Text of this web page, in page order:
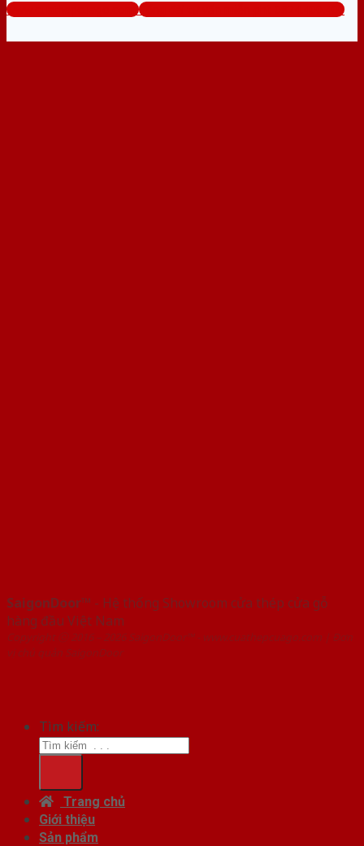
www.cuathepcuago.com Tổng đài tư vấn miễn phí: 0824.400.400
SaigonDoor™ - Hệ thống Showroom cửa thép cửa gỗ
hàng đầu Việt Nam
Copyright ⓒ 2016 – 2026 SaigonDoor™ - www.cuathepcuago.com | Đơn
vị chủ quản SaigonDoor
Tìm kiếm:
Trang chủ
Giới thiệu
Sản phẩm